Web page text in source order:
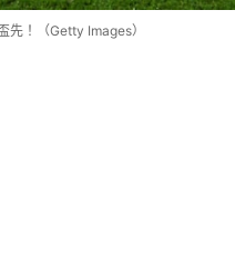
先！（Getty Images）